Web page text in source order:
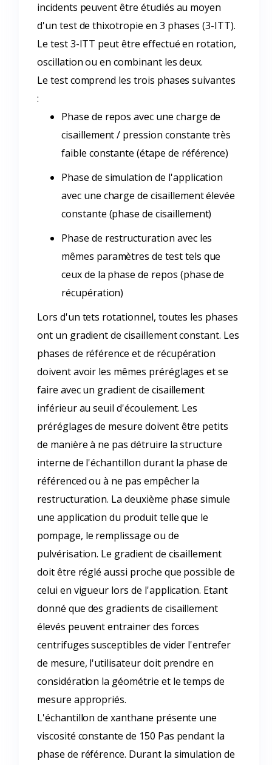
incidents peuvent être étudiés au moyen
d'un test de thixotropie en 3 phases (3-ITT).
Le test 3-ITT peut être effectué en rotation,
oscillation ou en combinant les deux.
Le test comprend les trois phases suivantes
:
Phase de repos avec une charge de
cisaillement / pression constante très
faible constante (étape de référence)
Phase de simulation de l'application
avec une charge de cisaillement élevée
constante (phase de cisaillement)
Phase de restructuration avec les
mêmes paramètres de test tels que
ceux de la phase de repos (phase de
récupération)
Lors d'un tets rotationnel, toutes les phases
ont un gradient de cisaillement constant. Les
phases de référence et de récupération
doivent avoir les mêmes préréglages et se
faire avec un gradient de cisaillement
inférieur au seuil d'écoulement. Les
préréglages de mesure doivent être petits
de manière à ne pas détruire la structure
interne de l'échantillon durant la phase de
référenced ou à ne pas empêcher la
restructuration. La deuxième phase simule
une application du produit telle que le
pompage, le remplissage ou de
pulvérisation. Le gradient de cisaillement
doit être réglé aussi proche que possible de
celui en vigueur lors de l'application. Etant
donné que des gradients de cisaillement
élevés peuvent entrainer des forces
centrifuges susceptibles de vider l'entrefer
de mesure, l'utilisateur doit prendre en
considération la géométrie et le temps de
mesure appropriés.
L'échantillon de xanthane présente une
viscosité constante de 150 Pas pendant la
phase de référence. Durant la simulation de